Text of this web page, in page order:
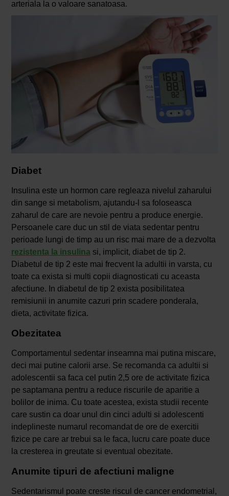
arteriala la o valoare sanatoasa.
Diabet
Insulina este un hormon care regleaza nivelul zaharului
din sange si metabolism, ajutandu-l sa foloseasca
zaharul de care are nevoie pentru a produce energie.
Persoanele care duc un stil de viata sedentar pentru
perioade lungi de timp au un risc mai mare de a dezvolta
rezistenta la insulina si, implicit, diabet de tip 2.
Diabetul de tip 2 este mai frecvent la adultii in varsta, cu
toate ca exista si multi copii diagnosticati cu aceasta
afectiune. In diabetul de tip 2 exista posibilitatea
remisiunii in anumite cazuri prin scadere ponderala,
dieta, activitate fizica.
Obezitatea
Comportamentul sedentar inseamna mai putina miscare,
deci mai putine calorii arse. Se recomanda ca adultii si
adolescentii sa faca cel putin 2,5 ore de activitate fizica
pe saptamana pentru a reduce riscurile de aparitie a
bolilor de inima. Cu toate acestea, exista studii recente
care sustin ca doar unul din cinci adulti si adolescenti
indeplineste numarul recomandat de ore de exercitii
fizice pe care ar trebui sa le faca, lucru care poate duce
la cresterea in greutate si eventual obezitate.
Anumite tipuri de afectiuni maligne
Sedentarismul poate creste riscul de cancer endometrial,